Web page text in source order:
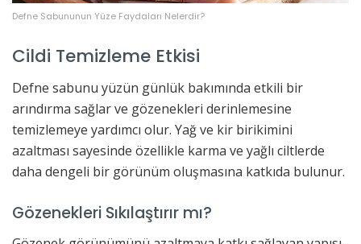
Defne Sabununun Yüze Faydaları Nelerdir?
Cildi Temizleme Etkisi
Defne sabunu yüzün günlük bakımında etkili bir
arındırma sağlar ve gözenekleri derinlemesine
temizlemeye yardımcı olur. Yağ ve kir birikimini
azaltması sayesinde özellikle karma ve yağlı ciltlerde
daha dengeli bir görünüm oluşmasına katkıda bulunur.
Gözenekleri Sıkılaştırır mı?